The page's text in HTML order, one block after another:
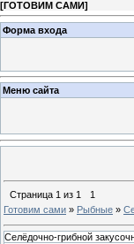
[ГОТОВИМ САМИ]
Форма входа
Меню сайта
Страница 1 из 1
1
Готовим сами » Рыбные »
Селёдочно-грибной